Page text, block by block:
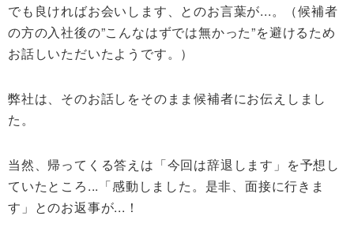
でも良ければお会いします、とのお言葉が...。（候補者
の方の入社後の”こんなはずでは無かった”を避けるため
お話しいただいたようです。）
弊社は、そのお話しをそのまま候補者にお伝えしまし
た。
当然、帰ってくる答えは「今回は辞退します」を予想し
ていたところ...「感動しました。是非、面接に行きま
す」とのお返事が...！